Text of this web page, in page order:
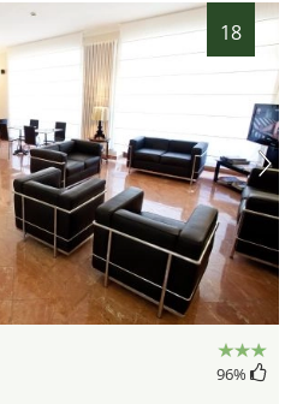
18
96%